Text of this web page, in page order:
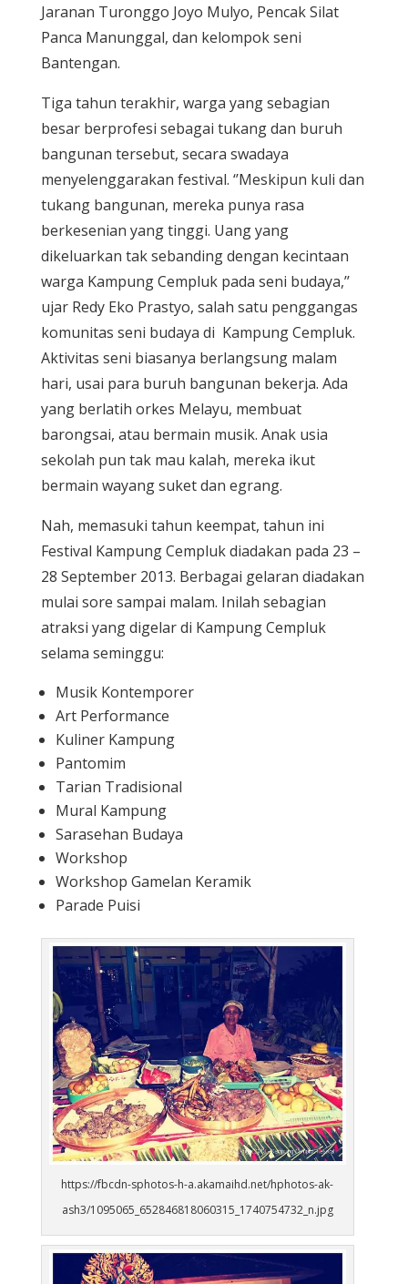
Jaranan Turonggo Joyo Mulyo, Pencak Silat
Panca Manunggal, dan kelompok seni
Bantengan.
Tiga tahun terakhir, warga yang sebagian
besar berprofesi sebagai tukang dan buruh
bangunan tersebut, secara swadaya
menyelenggarakan festival. ‘’Meskipun kuli dan
tukang bangunan, mereka punya rasa
berkesenian yang tinggi. Uang yang
dikeluarkan tak sebanding dengan kecintaan
warga Kampung Cempluk pada seni budaya,’’
ujar Redy Eko Prastyo, salah satu penggangas
komunitas seni budaya di Kampung Cempluk.
Aktivitas seni biasanya berlangsung malam
hari, usai para buruh bangunan bekerja. Ada
yang berlatih orkes Melayu, membuat
barongsai, atau bermain musik. Anak usia
sekolah pun tak mau kalah, mereka ikut
bermain wayang suket dan egrang.
Nah, memasuki tahun keempat, tahun ini
Festival Kampung Cempluk diadakan pada 23 –
28 September 2013. Berbagai gelaran diadakan
mulai sore sampai malam. Inilah sebagian
atraksi yang digelar di Kampung Cempluk
selama seminggu:
Musik Kontemporer
Art Performance
Kuliner Kampung
Pantomim
Tarian Tradisional
Mural Kampung
Sarasehan Budaya
Workshop
Workshop Gamelan Keramik
Parade Puisi
https://fbcdn-sphotos-h-a.akamaihd.net/hphotos-ak-
ash3/1095065_652846818060315_1740754732_n.jpg